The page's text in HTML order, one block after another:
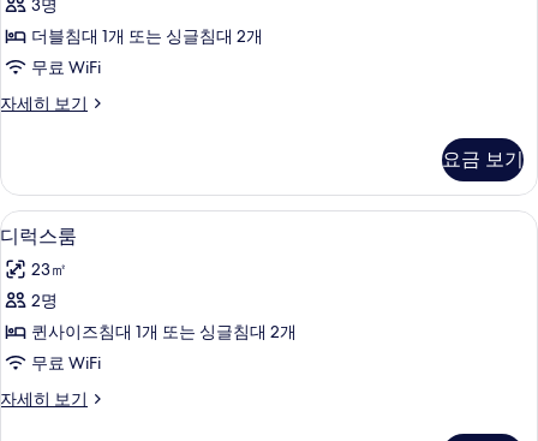
룸
사
진
모
보
기
더블침대 1개 또는 싱글침대 2개
무료 WiFi
자세히 보기
클
자
세
히
보
기
요금 보기
디
럭
스
룸
사
진
모
6
디럭스룸
23㎡
2명
퀸사이즈침대 1개 또는 싱글침대 2개
무료 WiFi
자세히 보기
디